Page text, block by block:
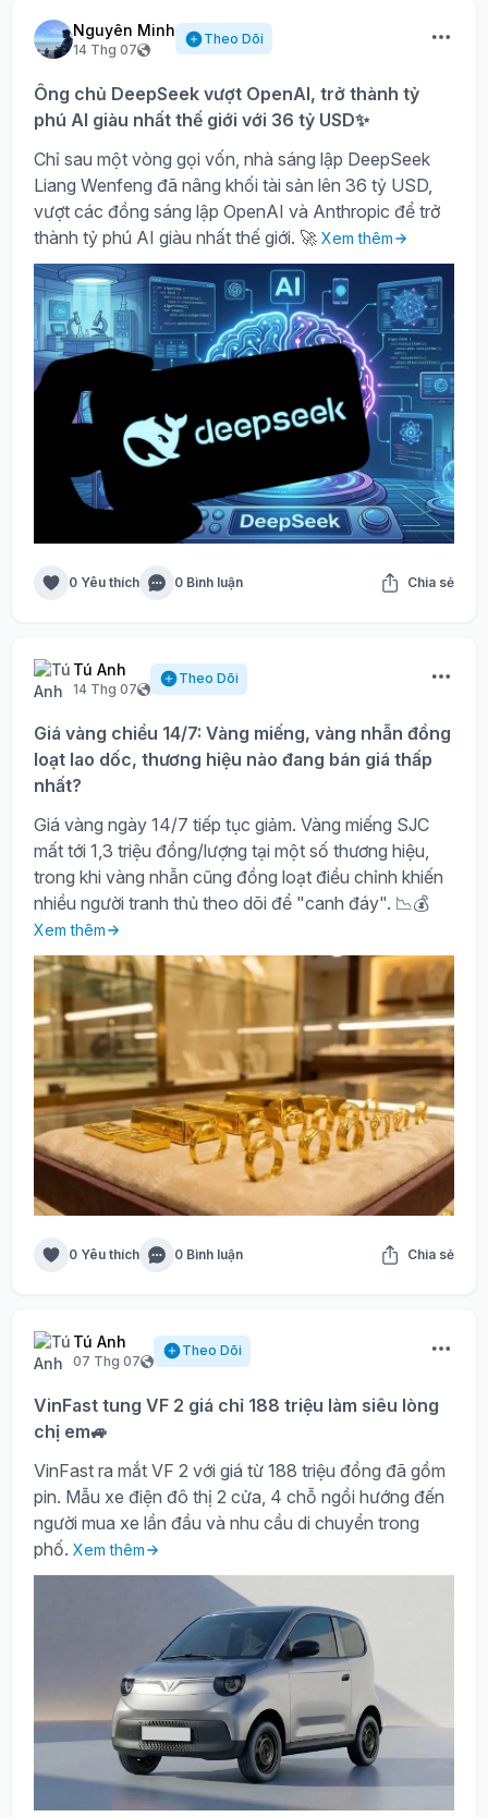
Nguyên Minh
14 Thg 07
Theo Dõi
Ông chủ DeepSeek vượt OpenAI, trở thành tỷ
phú AI giàu nhất thế giới với 36 tỷ USD✨
Chỉ sau một vòng gọi vốn, nhà sáng lập DeepSeek
Liang Wenfeng đã nâng khối tài sản lên 36 tỷ USD,
vượt các đồng sáng lập OpenAI và Anthropic để trở
thành tỷ phú AI giàu nhất thế giới. 🚀 Xem thêm
0 Yêu thích 0 Bình luận Chia sẻ
Tú Anh
14 Thg 07
Theo Dõi
Giá vàng chiều 14/7: Vàng miếng, vàng nhẫn đồng
loạt lao dốc, thương hiệu nào đang bán giá thấp
nhất?
Giá vàng ngày 14/7 tiếp tục giảm. Vàng miếng SJC
mất tới 1,3 triệu đồng/lượng tại một số thương hiệu,
trong khi vàng nhẫn cũng đồng loạt điều chỉnh khiến
nhiều người tranh thủ theo dõi để "canh đáy". 📉💰
Xem thêm
0 Yêu thích 0 Bình luận Chia sẻ
Tú Anh
07 Thg 07
Theo Dõi
VinFast tung VF 2 giá chỉ 188 triệu làm siêu lòng
chị em🚙
VinFast ra mắt VF 2 với giá từ 188 triệu đồng đã gồm
pin. Mẫu xe điện đô thị 2 cửa, 4 chỗ ngồi hướng đến
người mua xe lần đầu và nhu cầu di chuyển trong
phố. Xem thêm